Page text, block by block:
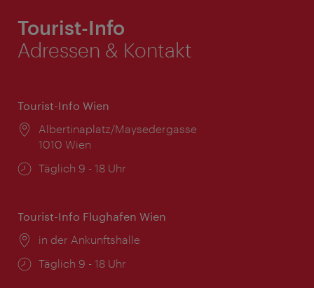
Tourist-Info
Adressen & Kontakt
Tourist-Info Wien
Ort:
Albertinaplatz/Maysedergasse
1010 Wien
Öffnungszeiten:
Täglich 9 - 18 Uhr
Tourist-Info Flughafen Wien
Ort:
in der Ankunftshalle
Öffnungszeiten:
Täglich 9 - 18 Uhr